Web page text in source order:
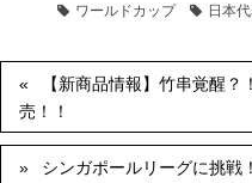
ワールドカップ
日本
【新商品情報】竹串覚醒
売！！
シンガポールリーグに挑戦